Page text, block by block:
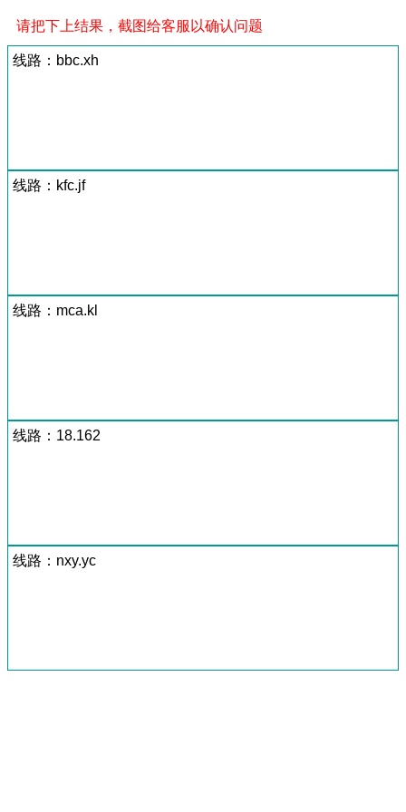
请把下上结果，截图给客服以确认问题
线路：bbc.xh
线路：kfc.jf
线路：mca.kl
线路：18.162
线路：nxy.yc